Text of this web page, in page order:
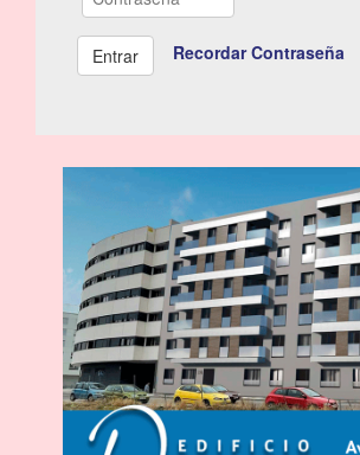
Recordar Contraseña